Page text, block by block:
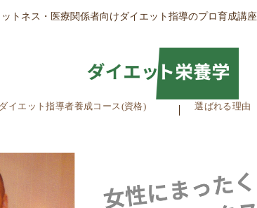
トネス・医療関係者向けダイエット指導のプロ育成講座
ダイエット指導者養成コース(資格) 選ばれる理由